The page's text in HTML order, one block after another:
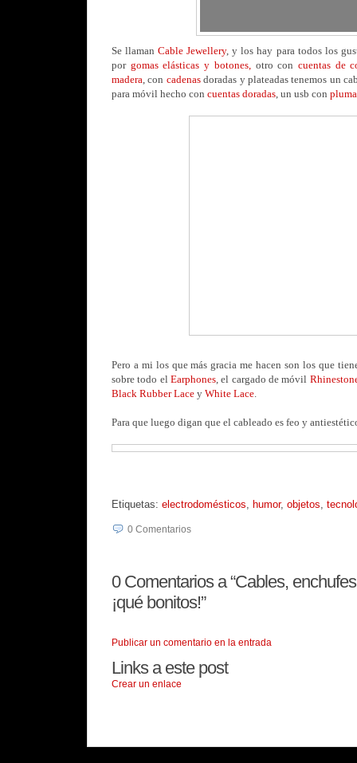
Se llamanCable Jewellery, y los hay para todos los
por gomas elásticas y botones,otro concuentas de
madera, con cadenasdoradas y plateadas tenemos un
para móvil hecho con cuentas doradas, un usb con
Pero a mi los que más gracia me hacen son los que
sobre todo el Earphones, el cargado de móvil
Black Rubber Lace y White Lace.
Para que luego digan que el cableado es feo y
Etiquetas: electrodomésticos humor, objetos
0 Comentarios
0Comentarios a “Cables,
¡qué bonitos!”
Publicar un comentario en la entrada
Links a este post
Crear un enlace